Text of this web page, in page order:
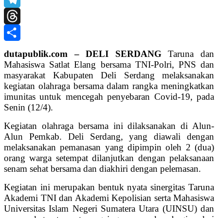
Telegram
Threads
Share
dutapublik.com – DELI SERDANGTaruna dan
Mahasiswa Satlat Elang bersama TNI-Polri, PNS dan
masyarakat Kabupaten Deli Serdang melaksanakan
kegiatan olahraga bersama dalam rangka meningkatkan
imunitas untuk mencegah penyebaran Covid-19, pada
Senin (12/4).
Kegiatan olahraga bersama ini dilaksanakan di Alun-
Alun Pemkab. Deli Serdang, yang diawali dengan
melaksanakan pemanasan yang dipimpin oleh 2 (dua)
orang warga setempat dilanjutkan dengan pelaksanaan
senam sehat bersama dan diakhiri dengan pelemasan.
Kegiatan ini merupakan bentuk nyata sinergitas Taruna
Akademi TNI dan Akademi Kepolisian serta Mahasiswa
Universitas Islam Negeri Sumatera Utara (UINSU) dan